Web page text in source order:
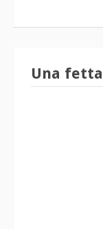
Una